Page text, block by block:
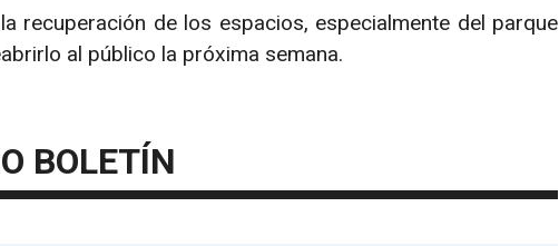
recuperación de los espacios, especialmente del parque
al público la próxima semana.
BOLETÍN